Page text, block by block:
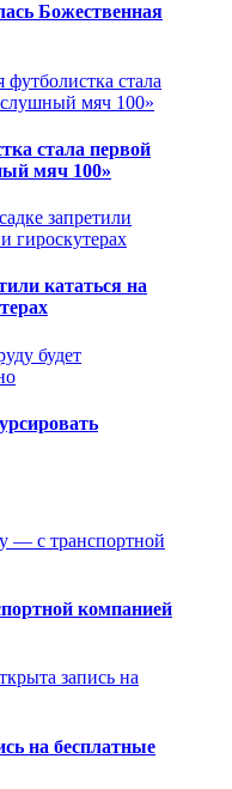
Божественная
стала первой
мяч 100»
кататься на
компанией
на бесплатные